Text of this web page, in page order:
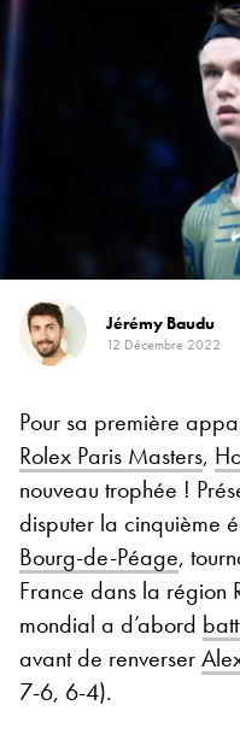
Jérémy Baudu
12 Décembre 2022
Pour sa première
Rolex Paris Masters,
nouveau trophée !
disputer la cinquième
Bourg-de-Péage,
France dans la région
mondial a d’abord
avant de renverser
7-6, 6-4).